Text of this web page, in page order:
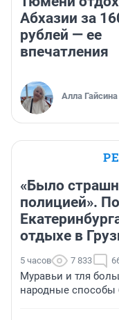
Абхазии за
рублей — ее
впечатления
Алла Гайсина
«Было
полицией».
отдыхе в
5 часов 7 833
Муравьи и тля
народные способы